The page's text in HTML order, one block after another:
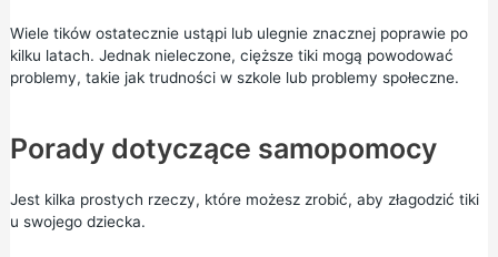
Wiele tików ostatecznie ustąpi lub ulegnie znacznej poprawie po
kilku latach. Jednak nieleczone, cięższe tiki mogą powodować
problemy, takie jak trudności w szkole lub problemy społeczne.
Porady dotyczące samopomocy
Jest kilka prostych rzeczy, które możesz zrobić, aby złagodzić tiki
u swojego dziecka.